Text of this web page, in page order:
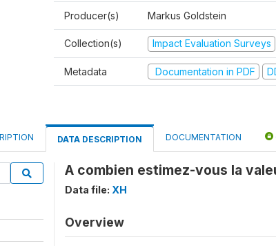
Producer(s) Markus Goldstein
Collection(s) Impact Evaluation Surveys
Metadata Documentation in PDF
DATA DESCRIPTION DOCUMENTATION
A combien estimez-vous la
Data file: XH
Overview